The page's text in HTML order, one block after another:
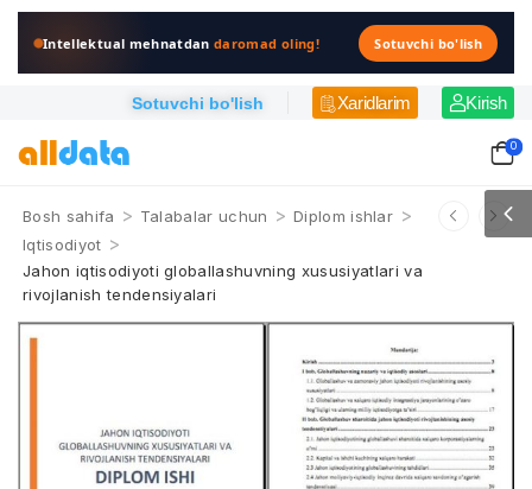
Intellektual mehnatdandaromad oling! Sotuvchi bo'lish
Sotuvchi bo'lish Xaridlarim Kirish
0
Bosh sahifa > Talabalar uchun > Diplom ishlar >
Iqtisodiyot >
Jahon iqtisodiyoti globallashuvning xususiyatlari va
rivojlanish tendensiyalari